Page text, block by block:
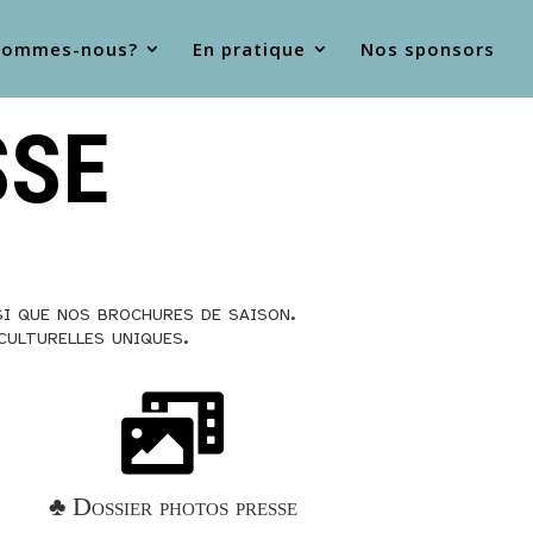
nous? En pratique Nos sponsors
que nos brochures de saison.
uniques.

♣ Dossier photos presse